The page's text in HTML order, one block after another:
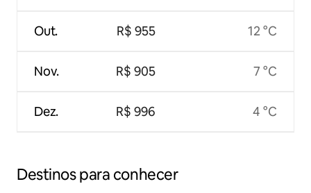
Out.
Nov.
Dez.
R$ 955
R$ 905
R$ 996
12 °C
7 °C
4 °C
Destinos para conhecer